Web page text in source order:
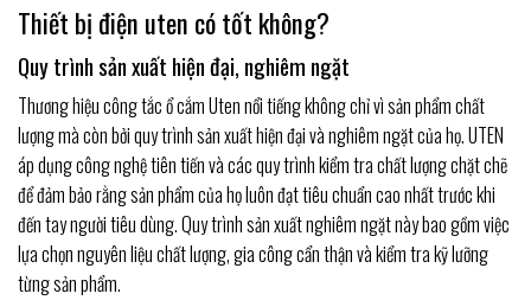
Thiết bị điện uten có tốt không?
Quy trình sản xuất hiện đại, nghiêm ngặt
Thương hiệu công tắc ổ cắm Uten nổi tiếng không chỉ vì sản phẩm chất
lượng mà còn bởi quy trình sản xuất hiện đại và nghiêm ngặt của họ. UTEN
áp dụng công nghệ tiên tiến và các quy trình kiểm tra chất lượng chặt chẽ
để đảm bảo rằng sản phẩm của họ luôn đạt tiêu chuẩn cao nhất trước khi
đến tay người tiêu dùng. Quy trình sản xuất nghiêm ngặt này bao gồm việc
lựa chọn nguyên liệu chất lượng, gia công cẩn thận và kiểm tra kỹ lưỡng
từng sản phẩm.